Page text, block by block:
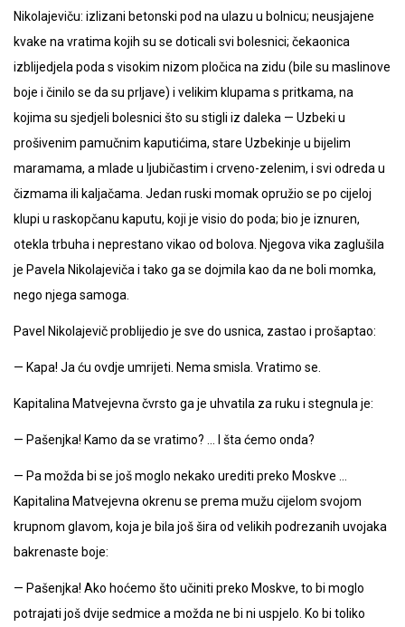
Nikolajeviču: izlizani betonski pod na ulazu u bolnicu; neusjajene
kvake na vratima kojih su se doticali svi bolesnici; čekaonica
izblijedjela poda s visokim nizom pločica na zidu (bile su maslinove
boje i činilo se da su prljave) i velikim klupama s pritkama, na
kojima su sjedjeli bolesnici što su stigli iz daleka — Uzbeki u
prošivenim pamučnim kaputićima, stare Uzbekinje u bijelim
maramama, a mlade u ljubičastim i crveno-zelenim, i svi odreda u
čizmama ili kaljačama. Jedan ruski momak opružio se po cijeloj
klupi u raskopčanu kaputu, koji je visio do poda; bio je iznuren,
otekla trbuha i neprestano vikao od bolova. Njegova vika zaglušila
je Pavela Nikolajeviča i tako ga se dojmila kao da ne boli momka,
nego njega samoga.
Pavel Nikolajevič problijedio je sve do usnica, zastao i prošaptao:
— Kapa! Ja ću ovdje umrijeti. Nema smisla. Vratimo se.
Kapitalina Matvejevna čvrsto ga je uhvatila za ruku i stegnula je:
— Pašenjka! Kamo da se vratimo? … I šta ćemo onda?
— Pa možda bi se još moglo nekako urediti preko Moskve …
Kapitalina Matvejevna okrenu se prema mužu cijelom svojom
krupnom glavom, koja je bila još šira od velikih podrezanih uvojaka
bakrenaste boje:
— Pašenjka! Ako hoćemo što učiniti preko Moskve, to bi moglo
potrajati još dvije sedmice a možda ne bi ni uspjelo. Ko bi toliko